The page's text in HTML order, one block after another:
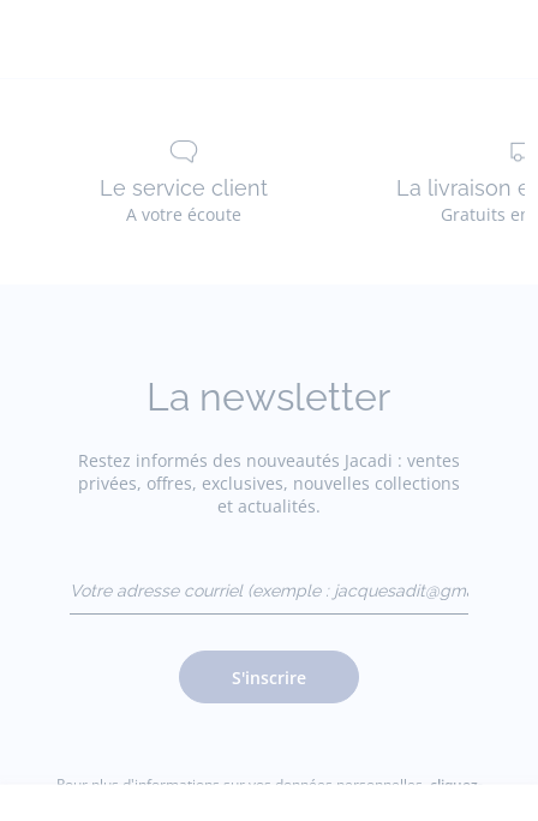
Le service client
A votre écoute
La livraison
Gratuits en
La newsletter
Restez informés des nouveautés Jacadi : ventes
privées, offres, exclusives, nouvelles collections
et actualités.
(exemple :
jacquesadit@gmail.com)
S'inscrire
Pour plus d'informations sur vos données personnelles, cliquez-